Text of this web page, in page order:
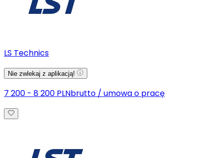
LS Technics
Nie zwlekaj z aplikacją!
7 200 - 8 200 PLNbrutto / umowa o pracę